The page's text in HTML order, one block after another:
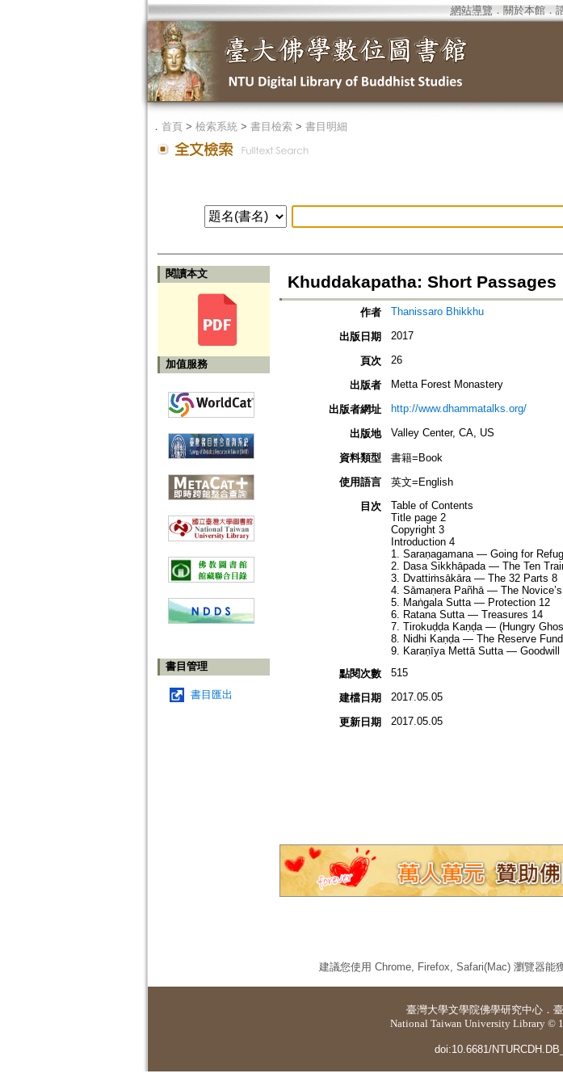
網站導覽 ． 關於本館．
． 首頁> 檢索系統> 書目檢索> 書目明細
閱讀本文
加值服務
書目管理
書目匯出
Khuddakapatha: Short Passages
作者 Thanissaro Bhikkhu
出版日期 2017
頁次 26
出版者 Metta Forest Monastery
出版者網址 http://www.dhammatalks.org/
出版地 Valley Center, CA, US
資料類型
書籍=Book
使用語言
英文=English
目次
Table of Contents
Title page 2
Copyright 3
Introduction 4
1. Saraṇagamana — Going for
2. Dasa Sikkhāpada — The Ten
3. Dvattiṁsākāra — The 32 Parts 8
4. Sāmaṇera Pañhā — The
5. Maṅgala Sutta — Protection 12
6. Ratana Sutta — Treasures 14
7. Tirokuḍḍa Kaṇḍa — (Hungry
8. Nidhi Kaṇḍa — The Reserve
9. Karaṇīya Mettā Sutta — Goodwill
點閱次數
515
建檔日期 2017.05.05
更新日期 2017.05.05
建議您使用 Chrome, Firefox, Safari(Mac) 瀏覽器能
臺灣大學文學院佛學研究中心 ．
National Taiwan University Library ©
doi:10.6681/